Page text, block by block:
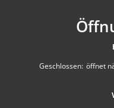
Klicken, um weitere
Geschlossen: öffnet